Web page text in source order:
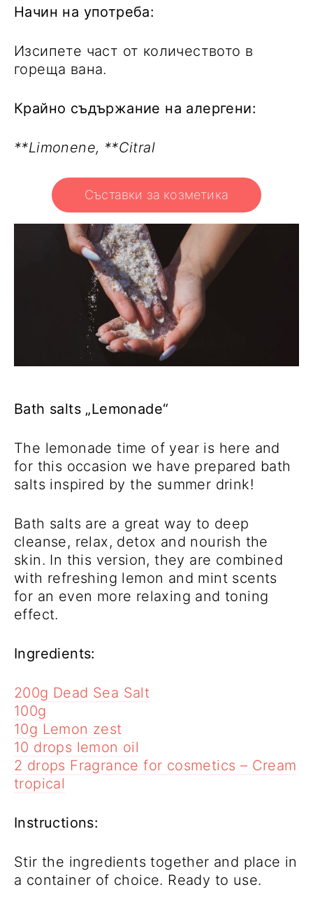
Начин на употреба:
Изсипете част от количеството в
гореща вана.
Крайно съдържание на алергени:
**Limonene, **Citral
Съставки за козметика
Bath salts „Lemonade“
The lemonade time of year is here and
for this occasion we have prepared bath
salts inspired by the summer drink!
Bath salts are a great way to deep
cleanse, relax, detox and nourish the
skin. In this version, they are combined
with refreshing lemon and mint scents
for an even more relaxing and toning
effect.
Ingredients:
200g Dead Sea Salt
100g
10g Lemon zest
10 drops lemon oil
2 drops Fragrance for cosmetics – Cream
tropical
Instructions:
Stir the ingredients together and place in
a container of choice. Ready to use.